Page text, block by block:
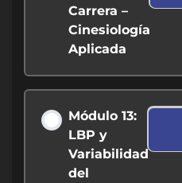
Carrera –
Cinesiología
Aplicada
Módulo 13:
LBP y
Variabilidad
del